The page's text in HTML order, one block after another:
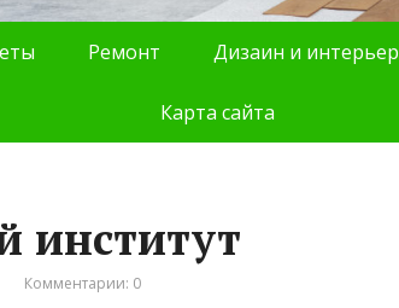
Ремонт Дизаин и интерьер
Карта сайта
институт
Комментарии: 0